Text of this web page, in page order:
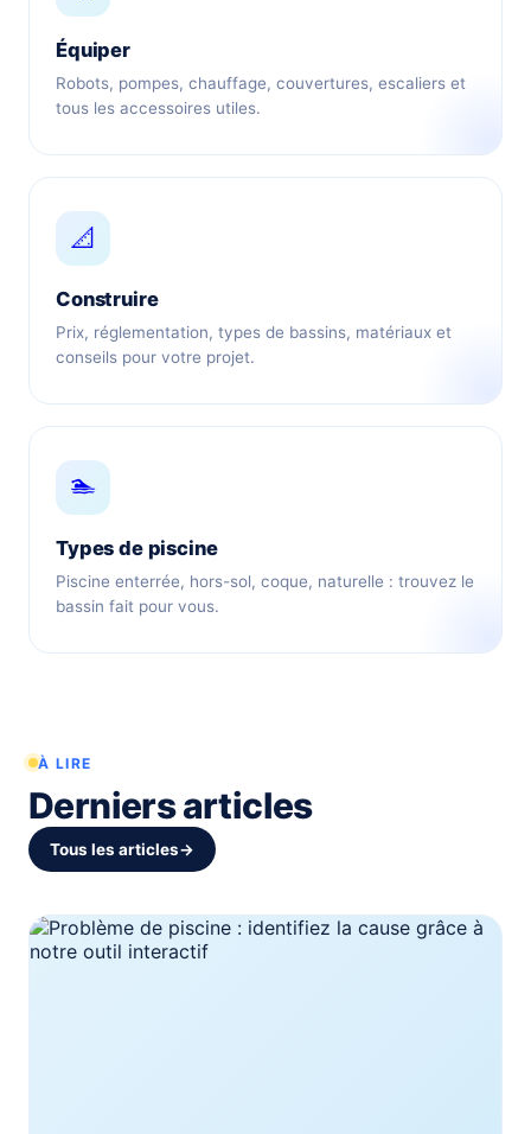
Équiper
Robots, pompes, chauffage, couvertures, escaliers et
tous les accessoires utiles.
📐
Construire
Prix, réglementation, types de bassins, matériaux et
conseils pour votre projet.
🏊
Types de piscine
Piscine enterrée, hors-sol, coque, naturelle : trouvez le
bassin fait pour vous.
À LIRE
Derniers articles
Tous les articles